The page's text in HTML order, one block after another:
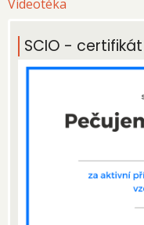
Videotéka
SCIO - certifikát